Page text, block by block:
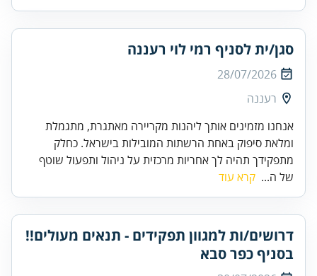
סגן/ית לסניף רמי לוי רעננה
28/07/2026
רעננה
אנחנו מזמינים אותך ליהנות מקריירה מאתגרת, מתגמלת
ומלאת סיפוק באחת הרשתות המובילות בישראל. כחלק
מתפקידך תהיה לך אחריות מרכזית על ניהול ותפעול שוטף
של ה... קרא עוד
דרושים/ות למגוון תפקידים - תנאים מעולים!!
בסניף כפר סבא